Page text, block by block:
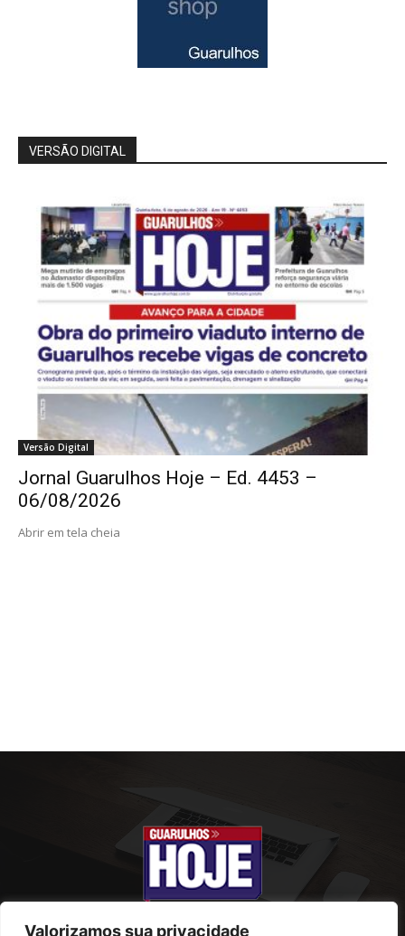
Valorizamos sua privacidade
VERSÃO DIGITAL
Versão Digital
Jornal Guarulhos Hoje – Ed. 4453 –
06/08/2026
Abrir em tela cheia